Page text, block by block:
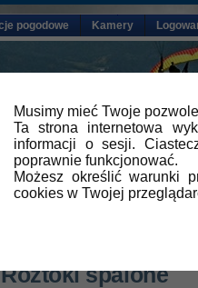
Musimy mieć Twoje
Ta strona internetowa
informacji o sesji.
poprawnie funkcjonować.
Możesz określić warunki
cookies w Twojej
pogodowe Kamery
Roztoki spalone